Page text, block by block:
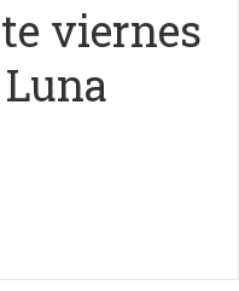
viernes